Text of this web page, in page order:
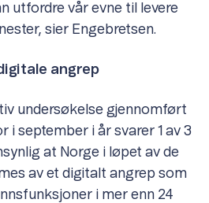
utfordre vår evne til levere
sier Engebretsen.
angrep
undersøkelse gjennomført
i september i år svarer 1 av 3
at Norge i løpet av de
av et digitalt angrep som
i mer enn 24